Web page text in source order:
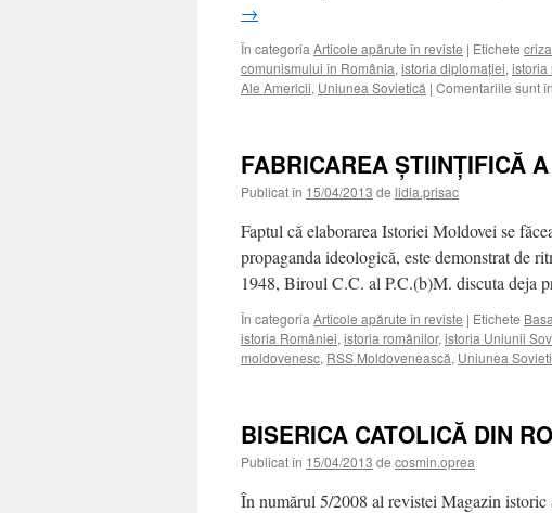
→
În categoria Articole apărute în reviste | Etichete
comunismului în România, istoria diplomaţiei, istoria
Ale Americii, Uniunea Sovietică | Comentariile sunt
FABRICAREA ŞTIINŢIFICĂ
Publicat în 15/04/2013 de lidia.prisac
Faptul că elaborarea Istoriei Moldovei se
propaganda ideologică, este demonstrat de
1948, Biroul C.C. al P.C.(b)M. discuta deja
În categoria Articole apărute în reviste | Etichete
istoria României, istoria românilor, istoria Uniunii
moldovenesc, RSS Moldovenească, Uniunea
BISERICA CATOLICĂ DIN
Publicat în 15/04/2013 de cosmin.oprea
În numărul 5/2008 al revistei Magazin istoric